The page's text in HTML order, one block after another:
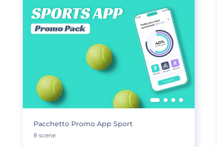
Pacchetto Promo App Sport
8 scene